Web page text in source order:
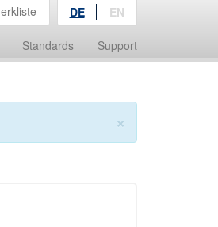
Standards Support
DE EN
×